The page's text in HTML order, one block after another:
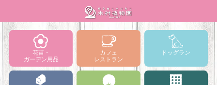
花苗・
ガーデン用品
カフェ
レストラン
ドッグラン